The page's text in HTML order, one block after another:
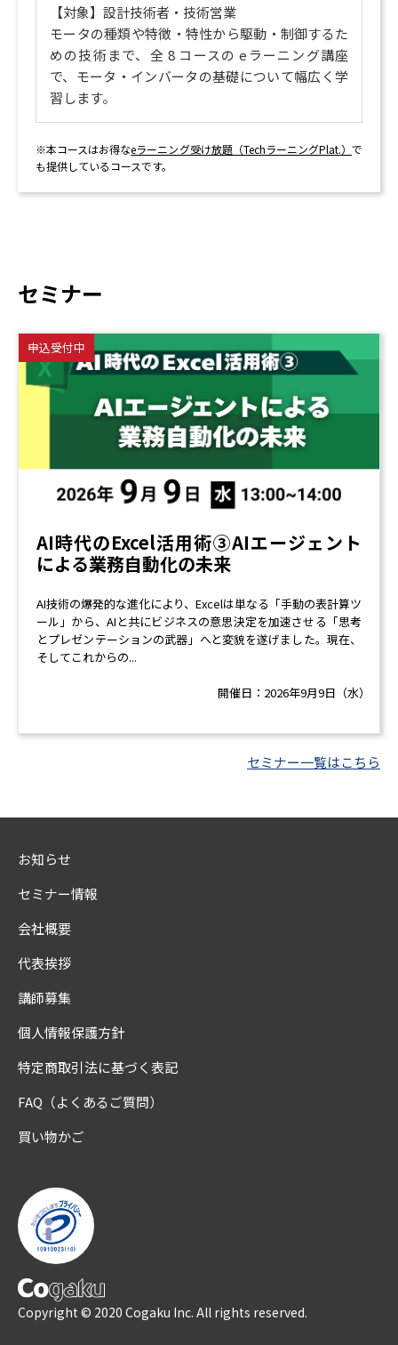
【対象】設計技術者・技術営業
モータの種類や特徴・特性から駆動・制御するた
めの技術まで、全 8 コースの eラーニング講座
で、モータ・インバータの基礎について幅広く学
習します。
※本コースはお得なeラーニング受け放題（TechラーニングPlat.）で
も提供しているコースです。
セミナー
申込受付中
AI時代のExcel活用術③AIエージェント
による業務自動化の未来
AI技術の爆発的な進化により、Excelは単なる「手動の表計算ツ
ール」から、AIと共にビジネスの意思決定を加速させる「思考
とプレゼンテーションの武器」へと変貌を遂げました。現在、
そしてこれからの...
開催日： 2026年9月9日（水）
セミナー一覧はこちら
お知らせ
セミナー情報
会社概要
代表挨拶
講師募集
個人情報保護方針
特定商取引法に基づく表記
FAQ（よくあるご質問）
買い物かご
Copyright © 2020 Cogaku Inc. All rights reserved.